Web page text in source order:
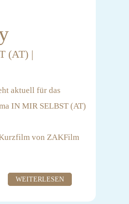
(AT) |
aktuell für das
IN MIR SELBST (AT)
von ZAKFilm
WEITERLESEN